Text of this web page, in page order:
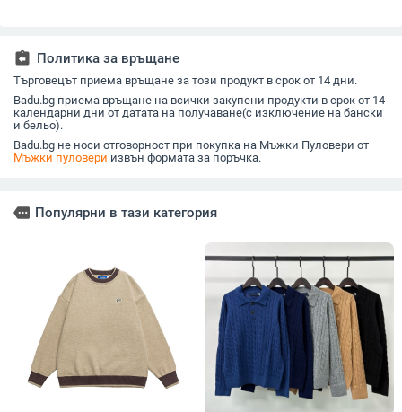
assignment_return Политика за връщане
Търговецът приема връщане за този продукт в срок от 14 дни.
Badu.bg приема връщане на всички закупени продукти в срок от 14
календарни дни от датата на получаване(с изключение на бански
и бельо).
Badu.bg не носи отговорност при покупка на Мъжки Пуловери от
Мъжки пуловери извън формата за поръчка.
more Популярни в тази категория